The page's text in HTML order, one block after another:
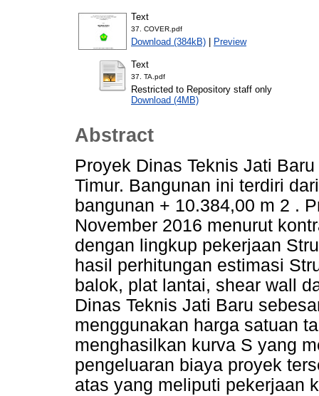
Text
37. COVER.pdf
Download (384kB) | Preview
Text
37. TA.pdf
Restricted to Repository staff only
Download (4MB)
Abstract
Proyek Dinas Teknis Jati
Timur. Bangunan ini terdiri
bangunan + 10.384,00 m 2 .
November 2016 menurut
dengan lingkup pekerjaan
hasil perhitungan estimasi
balok, plat lantai, shear wall
Dinas Teknis Jati Baru
menggunakan harga satuan
menghasilkan kurva S yang
pengeluaran biaya proyek
atas yang meliputi pekerjaan